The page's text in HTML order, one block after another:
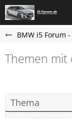
BMW i5 Forum
Themen mit
Thema